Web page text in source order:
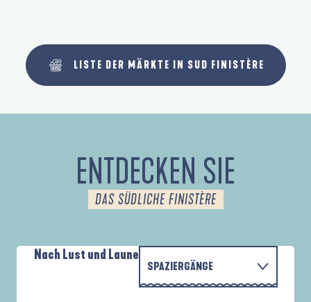
LISTE DER MÄRKTE IN SUD FINISTÈRE
ENTDECKEN SIE
DAS SÜDLICHE FINISTÈRE
Nach Lust und Laune
SPAZIERGÄNGE